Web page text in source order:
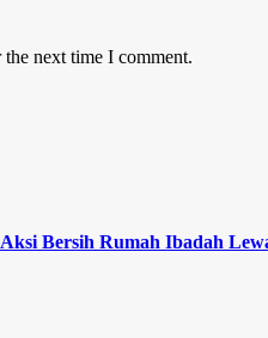
next time I comment.
Bersih Rumah Ibadah